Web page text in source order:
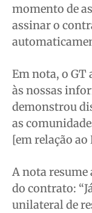
momento de
assinar o
Em nota, o GT
às nossas
demonstrou
as
[em relação ao
A nota resume
do contrato:
unilateral de